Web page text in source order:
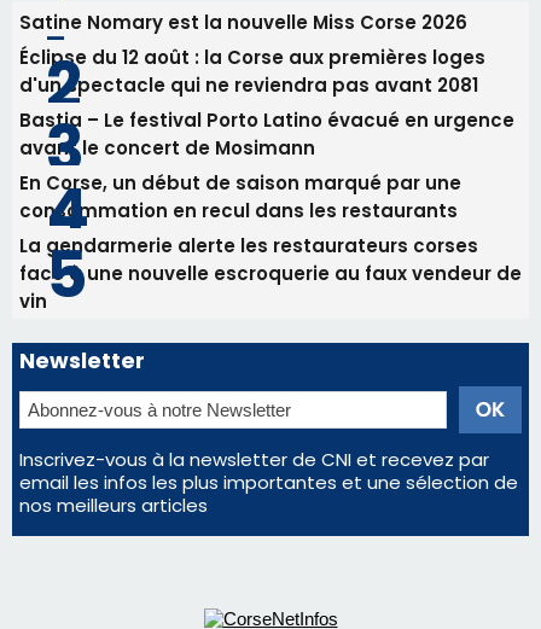
Satine Nomary est la nouvelle Miss Corse 2026
Éclipse du 12 août : la Corse aux premières loges
d'un spectacle qui ne reviendra pas avant 2081
Bastia – Le festival Porto Latino évacué en urgence
avant le concert de Mosimann
En Corse, un début de saison marqué par une
consommation en recul dans les restaurants
La gendarmerie alerte les restaurateurs corses
face à une nouvelle escroquerie au faux vendeur de
vin
Newsletter
Inscrivez-vous à la newsletter de CNI et recevez par
email les infos les plus importantes et une sélection de
nos meilleurs articles